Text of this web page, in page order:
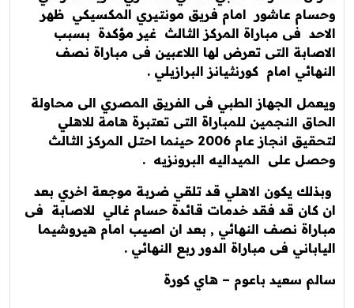
وحسام عاشور امام فريق مونتيري المكسيكي ظهر
الاحد فى مباراة المركز الثالث غير مؤكدة بسبب
الاصابة التى تعرض لها اللاعبين فى مباراة نصف
النهائي امام كورنثيانز البرازيلي .
ويعمل الجهاز الطبي فى الفريق المصري الى محاولة
الحاق النجمين للمباراة التى تعتبرة هامة للاهلي
لتحقيق انجاز عام 2006 حينما احتل المركز الثالث
وحصل على الميداليه البرونزيه .
وبذلك يكون الاهلي قد تلقي ضربة موجعة اخري بعد
ان كان قد فقد خدمات قائدة حسام غالي للاصابة فى
مباراة نصف النهائي , بعد ان اصيب امام هيروشيما
الياباني فى مباراة الدور ربع النهائي .
سالم سعيد باعوم – هاي كورة